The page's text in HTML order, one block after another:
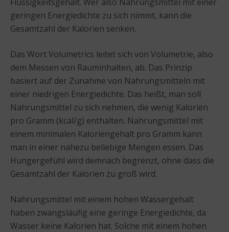
geringen Energiedichte zu sich nimmt, kann die
Gesamtzahl der Kalorien senken.
Das Wort Volumetrics leitet sich von Volumetrie, also
dem Messen von Rauminhalten, ab. Das Prinzip
basiert auf der Zunahme von Nahrungsmitteln mit
einer niedrigen Energiedichte. Das heißt, man soll
Nahrungsmittel zu sich nehmen, die wenig Kalorien
pro Gramm (kcal/g) enthalten. Nahrungsmittel mit
einem minimalen Kaloriengehalt pro Gramm kann
man in einer nahezu beliebige Mengen essen. Das
Hungergefühl wird demnach begrenzt, ohne dass die
Gesamtzahl der Kalorien zu groß wird.
Nahrungsmittel mit einem hohen Wassergehalt
haben zwangsläufig eine geringe Energiedichte, da
Wasser keine Kalorien hat. Solche mit einem hohen